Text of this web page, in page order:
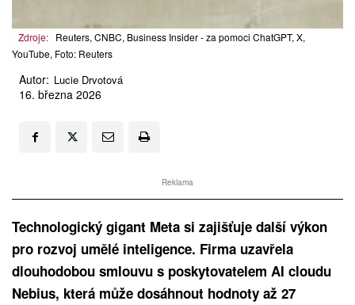
Zdroje: Reuters, CNBC, Business Insider - za pomoci ChatGPT, X,
YouTube, Foto: Reuters
Autor: Lucie Drvotová
16. března 2026
Reklama
Technologický gigant Meta si zajišťuje další výkon
pro rozvoj umělé inteligence. Firma uzavřela
dlouhodobou smlouvu s poskytovatelem AI cloudu
Nebius, která může dosáhnout hodnoty až 27